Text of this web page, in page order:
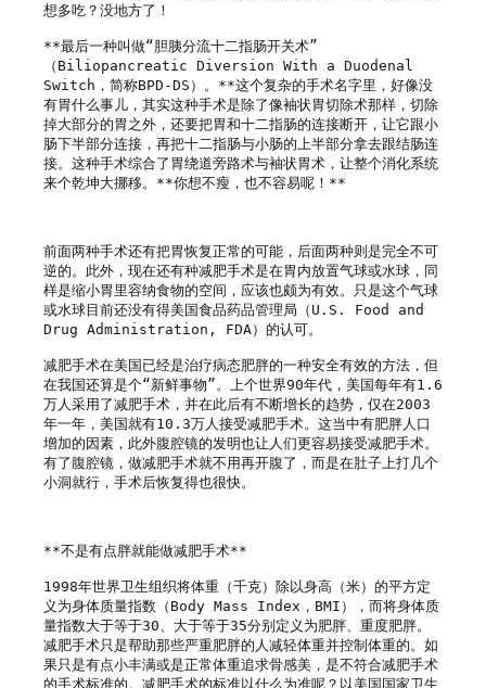
想多吃？没地方了！
**最后一种叫做“胆胰分流十二指肠开关术”
（Biliopancreatic Diversion With a Duodenal
Switch，简称BPD-DS）。**这个复杂的手术名字里，好像没
有胃什么事儿，其实这种手术是除了像袖状胃切除术那样，切除
掉大部分的胃之外，还要把胃和十二指肠的连接断开，让它跟小
肠下半部分连接，再把十二指肠与小肠的上半部分拿去跟结肠连
接。这种手术综合了胃绕道旁路术与袖状胃术，让整个消化系统
来个乾坤大挪移。**你想不瘦，也不容易呢！**
前面两种手术还有把胃恢复正常的可能，后面两种则是完全不可
逆的。此外，现在还有种减肥手术是在胃内放置气球或水球，同
样是缩小胃里容纳食物的空间，应该也颇为有效。只是这个气球
或水球目前还没有得美国食品药品管理局（U.S. Food and
Drug Administration, FDA）的认可。
减肥手术在美国已经是治疗病态肥胖的一种安全有效的方法，但
在我国还算是个“新鲜事物”。上个世界90年代，美国每年有1.6
万人采用了减肥手术，并在此后有不断增长的趋势，仅在2003
年一年，美国就有10.3万人接受减肥手术。这当中有肥胖人口
增加的因素，此外腹腔镜的发明也让人们更容易接受减肥手术。
有了腹腔镜，做减肥手术就不用再开腹了，而是在肚子上打几个
小洞就行，手术后恢复得也很快。
**不是有点胖就能做减肥手术**
1998年世界卫生组织将体重（千克）除以身高（米）的平方定
义为身体质量指数（Body Mass Index，BMI），而将身体质
量指数大于等于30、大于等于35分别定义为肥胖、重度肥胖。
减肥手术只是帮助那些严重肥胖的人减轻体重并控制体重的。如
果只是有点小丰满或是正常体重追求骨感美，是不符合减肥手术
的手术标准的。减肥手术的标准以什么为准呢？以美国国家卫生